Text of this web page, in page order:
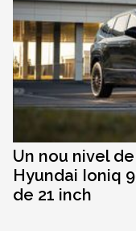
Un nou nivel
Hyundai Ioniq
de 21 inch